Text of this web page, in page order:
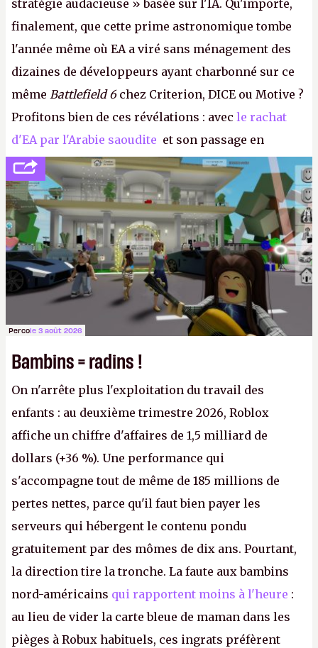
stratégie audacieuse » basée sur l'IA. Qu'importe,
finalement, que cette prime astronomique tombe
l'année même où EA a viré sans ménagement des
dizaines de développeurs ayant charbonné sur ce
même Battlefield 6chez Criterion, DICE ou Motive ?
Profitons bien de ces révélations : avec le rachat
d'EA par l'Arabie saoudite et son passage en
société privée, l'éditeur n'aura bientôt plus
l'obligation de publier ses bilans. Encore une
victoire pour la transparence.P.
Percole 3 août 2026
Bambins = radins !
On n'arrête plus l'exploitation du travail des
enfants : au deuxième trimestre 2026, Roblox
affiche un chiffre d'affaires de 1,5 milliard de
dollars (+36 %). Une performance qui
s'accompagne tout de même de 185 millions de
pertes nettes, parce qu'il faut bien payer les
serveurs qui hébergent le contenu pondu
gratuitement par des mômes de dix ans. Pourtant,
la direction tire la tronche. La faute aux bambins
nord-américains qui rapportent moins à l'heure :
au lieu de vider la carte bleue de maman dans les
pièges à Robux habituels, ces ingrats préfèrent